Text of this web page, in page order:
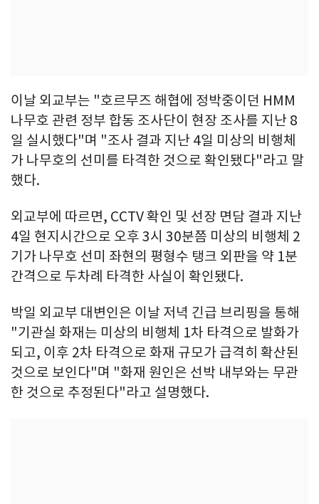
이날 외교부는 "호르무즈 해협에 정박중이던 HMM
나무호 관련 정부 합동 조사단이 현장 조사를 지난 8
일 실시했다"며 "조사 결과 지난 4일 미상의 비행체
가 나무호의 선미를 타격한 것으로 확인됐다"라고 말
했다.
외교부에 따르면, CCTV 확인 및 선장 면담 결과 지난
4일 현지시간으로 오후 3시 30분쯤 미상의 비행체 2
기가 나무호 선미 좌현의 평형수 탱크 외판을 약 1분
간격으로 두차례 타격한 사실이 확인됐다.
박일 외교부 대변인은 이날 저녁 긴급 브리핑을 통해
"기관실 화재는 미상의 비행체 1차 타격으로 발화가
되고, 이후 2차 타격으로 화재 규모가 급격히 확산된
것으로 보인다"며 "화재 원인은 선박 내부와는 무관
한 것으로 추정된다"라고 설명했다.